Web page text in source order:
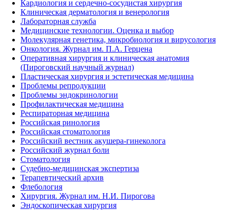
Кардиология и сердечно-сосудистая хирургия
Клиническая дерматология и венерология
Лабораторная служба
Медицинские технологии. Оценка и выбор
Молекулярная генетика, микробиология и вирусология
Онкология. Журнал им. П.А. Герцена
Оперативная хирургия и клиническая анатомия
(Пироговский научный журнал)
Пластическая хирургия и эстетическая медицина
Проблемы репродукции
Проблемы эндокринологии
Профилактическая медицина
Респираторная медицина
Российская ринология
Российская стоматология
Российский вестник акушера-гинеколога
Российский журнал боли
Стоматология
Судебно-медицинская экспертиза
Терапевтический архив
Флебология
Хирургия. Журнал им. Н.И. Пирогова
Эндоскопическая хирургия